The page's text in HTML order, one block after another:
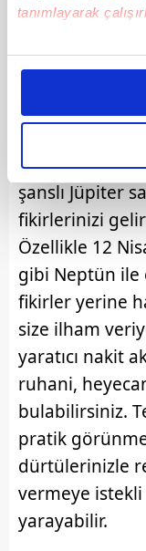
tanımlayarak
Bu çerezlere izin
daha iyi reklam
amacımızın size
olduğunu ve
elimizden gelen
reklamların
kalemimiz
Her halükârda,
takdirde,
gösterilmeyecektir."
Sizlere daha iyi bir
Sitemizde
kullanılmaktadır.
verileriniz
toplumu
kullanılmaktadır.
kılınması ve
reklam/pazarlama
sınırlı olarak açık
KOVA
Tüm bunlara
büyük
şanslı Jüpiter
fikirlerinizi
Özellikle 12
gibi Neptün ile
fikirler yerine
size ilham
yaratıcı nakit
ruhani,
bulabilirsiniz.
pratik
dürtülerinizle
vermeye istekli
yarayabilir.